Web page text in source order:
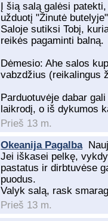
Į šią salą galėsi
užduotį "Žinutė
Saloje sutiksi Tobį,
reikės pagaminti balną.
Dėmesio: Ahe salos
vabzdžius (reikalingus
Parduotuvėje dabar
laikrodį, o iš dykumos
Prieš 13 m.
Okeanija Pagalba
Jei iškasei pelkę,
pastatus ir dirbtuvėse
puodus.
Valyk salą, rask
Prieš 13 m.